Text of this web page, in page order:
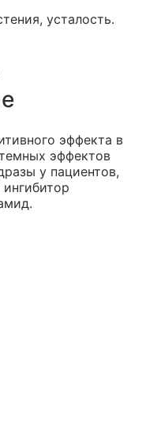
усталость.
эффекта в
эффектов
у пациентов,